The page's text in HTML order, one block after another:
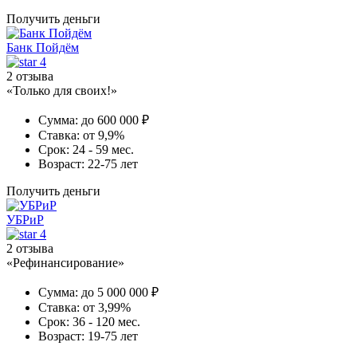
Получить деньги
Банк Пойдём
4
2 отзыва
«Только для своих!»
Сумма: до 600 000 ₽
Ставка: от 9,9%
Срок: 24 - 59 мес.
Возраст: 22-75 лет
Получить деньги
УБРиР
4
2 отзыва
«Рефинансирование»
Сумма: до 5 000 000 ₽
Ставка: от 3,99%
Срок: 36 - 120 мес.
Возраст: 19-75 лет